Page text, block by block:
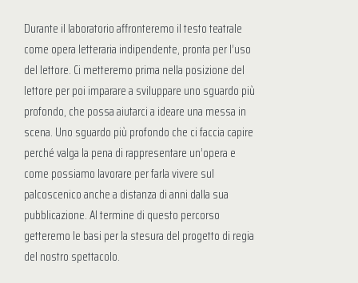
Durante il laboratorio affronteremo il testo teatrale
come opera letteraria indipendente, pronta per l’uso
del lettore. Ci metteremo prima nella posizione del
lettore per poi imparare a sviluppare uno sguardo più
profondo, che possa aiutarci a ideare una messa in
scena. Uno sguardo più profondo che ci faccia capire
perché valga la pena di rappresentare un’opera e
come possiamo lavorare per farla vivere sul
palcoscenico anche a distanza di anni dalla sua
pubblicazione. Al termine di questo percorso
getteremo le basi per la stesura del progetto di regia
del nostro spettacolo.